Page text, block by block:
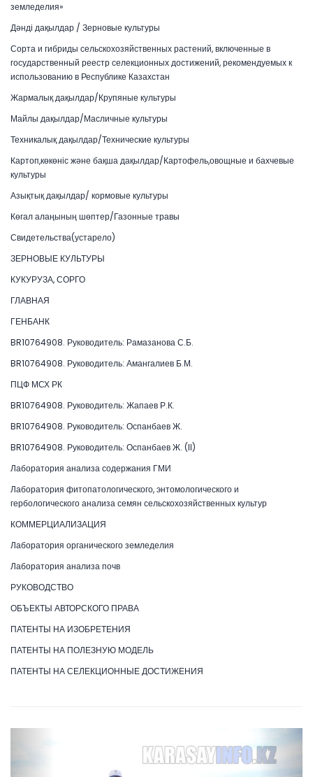
земледелия»
Дәнді дақылдар / Зерновые культуры
Сорта и гибриды сельскохозяйственных растений, включенные в
государственный реестр селекционных достижений, рекомендуемых к
использованию в Республике Казахстан
Жармалық дақылдар/Крупяные культуры
Майлы дақылдар/Масличные культуры
Техникалық дақылдар/Технические культуры
Картоп,көкөніс және бақша дақылдар/Картофель,овощные и бахчевые
культуры
Азықтық дақылдар/ кормовые культуры
Көгал алаңының шөптер/Газонные травы
Свидетельства(устарело)
ЗЕРНОВЫЕ КУЛЬТУРЫ
КУКУРУЗА, СОРГО
ГЛАВНАЯ
ГЕНБАНК
BR10764908. Руководитель: Рамазанова С.Б.
BR10764908. Руководитель: Амангалиев Б.М.
ПЦФ МСХ РК
BR10764908. Руководитель: Жапаев Р.К.
BR10764908. Руководитель: Оспанбаев Ж.
BR10764908. Руководитель: Оспанбаев Ж. (II)
Лаборатория анализа содержания ГМИ
Лаборатория фитопатологического, энтомологического и
гербологического анализа семян сельскохозяйственных культур
КОММЕРЦИАЛИЗАЦИЯ
Лаборатория органического земледелия
Лаборатория анализа почв
РУКОВОДСТВО
ОБЪЕКТЫ АВТОРСКОГО ПРАВА
ПАТЕНТЫ НА ИЗОБРЕТЕНИЯ
ПАТЕНТЫ НА ПОЛЕЗНУЮ МОДЕЛЬ
ПАТЕНТЫ НА СЕЛЕКЦИОННЫЕ ДОСТИЖЕНИЯ